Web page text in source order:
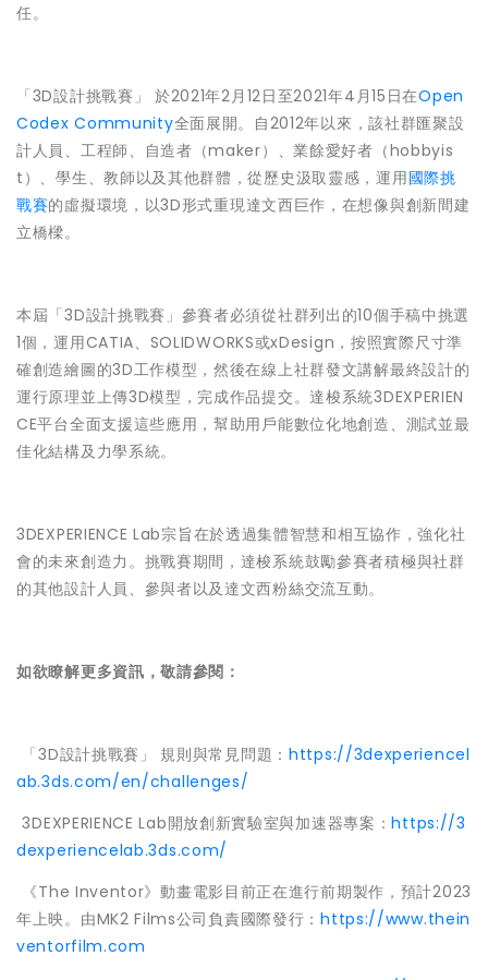
任。
「3D設計挑戰賽」 於2021年2月12日至2021年4月15日在Open
Codex Community全面展開。自2012年以來，該社群匯聚設
計人員、工程師、自造者（maker）、業餘愛好者（hobbyis
t）、學生、教師以及其他群體，從歷史汲取靈感，運用國際挑
戰賽的虛擬環境，以3D形式重現達文西巨作，在想像與創新間建
立橋樑。
本屆「3D設計挑戰賽」參賽者必須從社群列出的10個手稿中挑選
1個，運用CATIA、SOLIDWORKS或xDesign，按照實際尺寸準
確創造繪圖的3D工作模型，然後在線上社群發文講解最終設計的
運行原理並上傳3D模型，完成作品提交。達梭系統3DEXPERIEN
CE平台全面支援這些應用，幫助用戶能數位化地創造、測試並最
佳化結構及力學系統。
3DEXPERIENCE Lab宗旨在於透過集體智慧和相互協作，強化社
會的未來創造力。挑戰賽期間，達梭系統鼓勵參賽者積極與社群
的其他設計人員、參與者以及達文西粉絲交流互動。
如欲瞭解更多資訊，敬請參閱：
 「3D設計挑戰賽」 規則與常見問題： https://3dexperiencel
ab.3ds.com/en/challenges/
 3DEXPERIENCE Lab開放創新實驗室與加速器專案：https://3
dexperiencelab.3ds.com/
 《The Inventor》動畫電影目前正在進行前期製作，預計2023
年上映。由MK2 Films公司負責國際發行：https://www.thein
ventorfilm.com